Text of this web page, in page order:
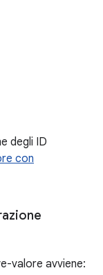
degli ID
con
valore avviene: